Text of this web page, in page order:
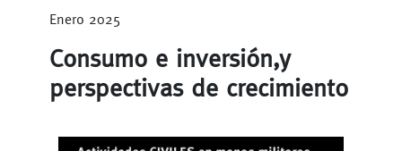
Enero 2025
Consumo e inversión,y
perspectivas de crecimiento